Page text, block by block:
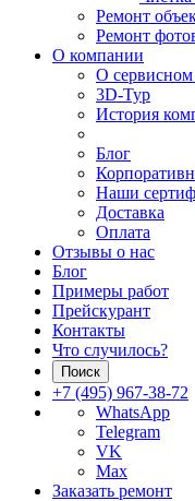
Ремонт
Ремонт
О компании
О сервисном
3D-Тур
История
Блог
Наши
Доставка
Оплата
Отзывы о нас
Блог
Примеры работ
Прейскурант
Контакты
Что случилось?
Поиск
+7 (495) 967-38-72
WhatsApp
Telegram
VK
Max
Заказать ремонт